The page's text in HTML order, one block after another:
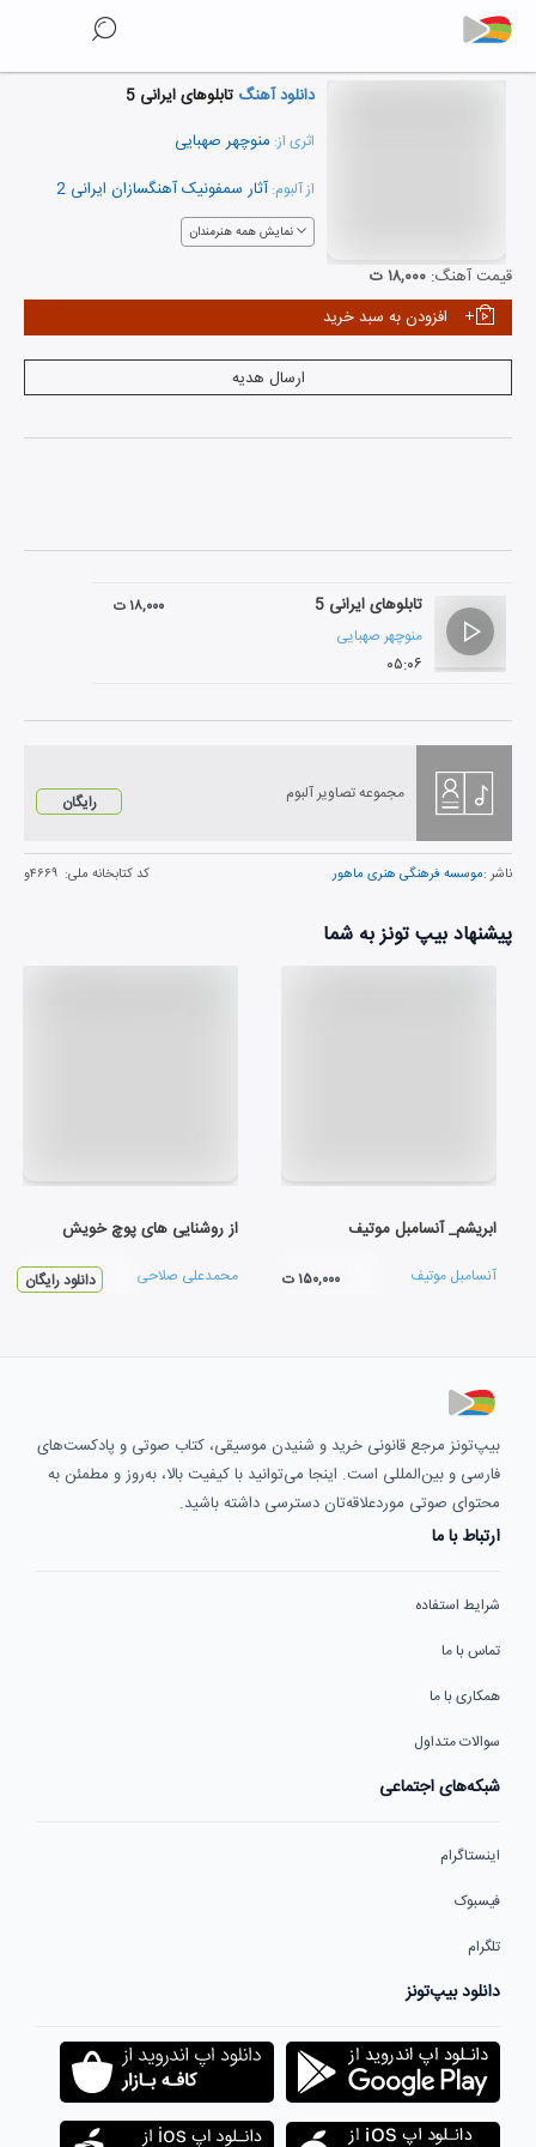
دانلود آهنگ تابلوهای ایرانی 5
اثری از: منوچهر صهبایی
از آلبوم: آثار سمفونیک آهنگسازان ایرانی 2
نمایش همه هنرمندان
قیمت آهنگ: ۱۸,۰۰۰ ت
افزودن به سبد خرید
ارسال هدیه
تابلوهای ایرانی 5
منوچهر صهبایی
۰۵:۰۶
۱۸,۰۰۰ ت
مجموعه تصاویر آلبوم رایگان
ناشر :موسسه فرهنگی هنری ماهور کد کتابخانه ملی: ۴۶۶۹و
پیشنهاد بیپ تونز به شما
ابریشم_ آنسامبل موتیف
آنسامبل موتیف ۱۵۰,۰۰۰ ت
از روشنایی های پوچ خویش
محمدعلی صلاحی دانلود رایگان
بیپ‌تونز مرجع قانونی خرید و شنیدن موسیقی، کتاب صوتی و پادکست‌های
فارسی و بین‌المللی است. اینجا می‌توانید با کیفیت بالا، به‌روز و مطمئن به
محتوای صوتی موردعلاقه‌تان دسترسی داشته باشید.
ارتباط با ما
شرایط استفاده
تماس با ما
همکاری با ما
سوالات متداول
شبکه‌های اجتماعی
اینستاگرام
فیسبوک
تلگرام
دانلود بیپ‌تونز